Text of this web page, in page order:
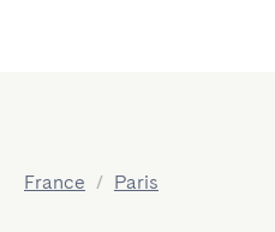
France / Paris